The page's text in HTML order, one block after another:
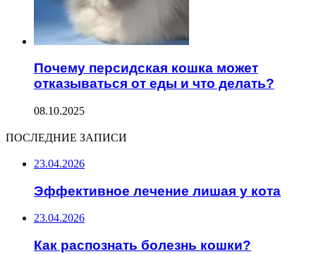
Почему персидская кошка может
отказываться от еды и что делать?
08.10.2025
ПОСЛЕДНИЕ ЗАПИСИ
23.04.2026
Эффективное лечение лишая у кота
23.04.2026
Как распознать болезнь кошки?